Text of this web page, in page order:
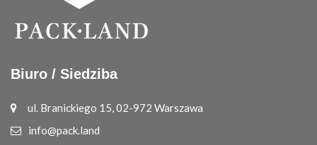
Biuro / Siedziba
ul. Branickiego 15, 02-972 Warszawa
info@pack.land